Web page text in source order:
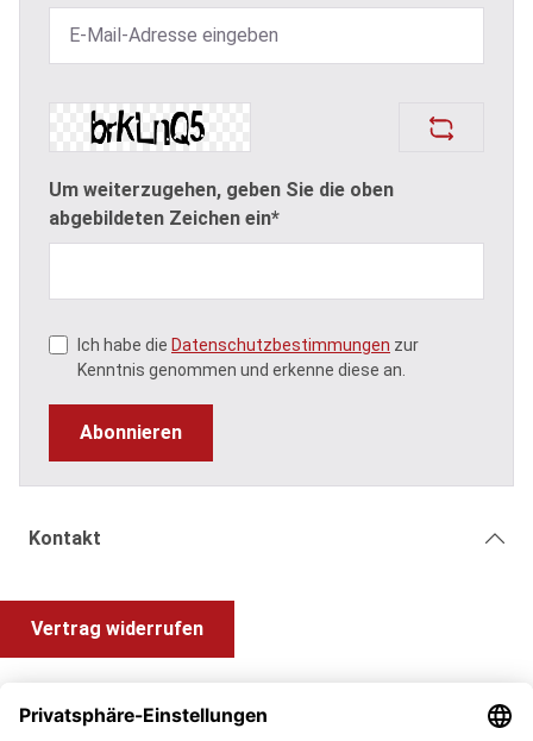
Um weiterzugehen, geben Sie die oben
abgebildeten Zeichen ein*
Ich habe die Datenschutzbestimmungen zur
Kenntnis genommen und erkenne diese an.
Abonnieren
Kontakt
Vertrag widerrufen